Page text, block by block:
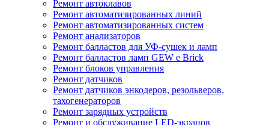
Ремонт автоклавов
Ремонт автоматизированных линий
Ремонт автоматизированных систем
Ремонт анализаторов
Ремонт балластов для УФ-сушек и ламп
Ремонт балластов ламп GEW e Brick
Ремонт блоков управления
Ремонт датчиков
Ремонт датчиков энкодеров, резольверов,
тахогенераторов
Ремонт зарядных устройств
Ремонт и обслуживание LED-экранов